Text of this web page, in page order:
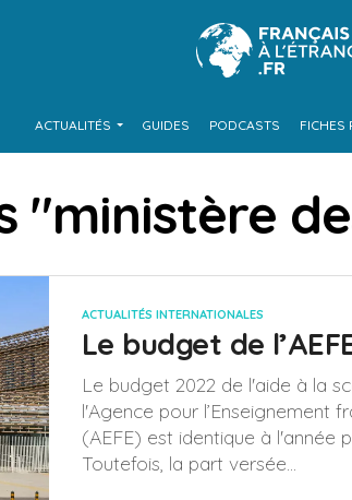
ACTUALITÉS GUIDES PODCASTS FICHES
"ministère
ACTUALITÉS INTERNATIONALES
Le budget de
Le budget 2022 de l'aide à la
l'Agence pour l’Enseignement
(AEFE) est identique à l'année
Toutefois, la part versée...